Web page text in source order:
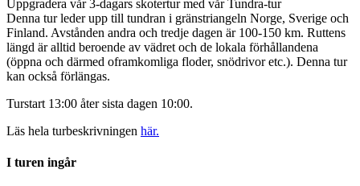
Uppgradera vår 3-dagars skotertur med vår Tundra-tur
Denna tur leder upp till tundran i gränstriangeln Norge, Sverige och
Finland. Avstånden andra och tredje dagen är 100-150 km. Ruttens
längd är alltid beroende av vädret och de lokala förhållandena
(öppna och därmed oframkomliga floder, snödrivor etc.). Denna tur
kan också förlängas.
Turstart 13:00 åter sista dagen 10:00.
Läs hela turbeskrivningen här.
I turen ingår